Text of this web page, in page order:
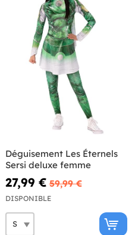
Déguisement Les Éternels
Sersi deluxe femme
27,99 € 59,99 €
DISPONIBLE